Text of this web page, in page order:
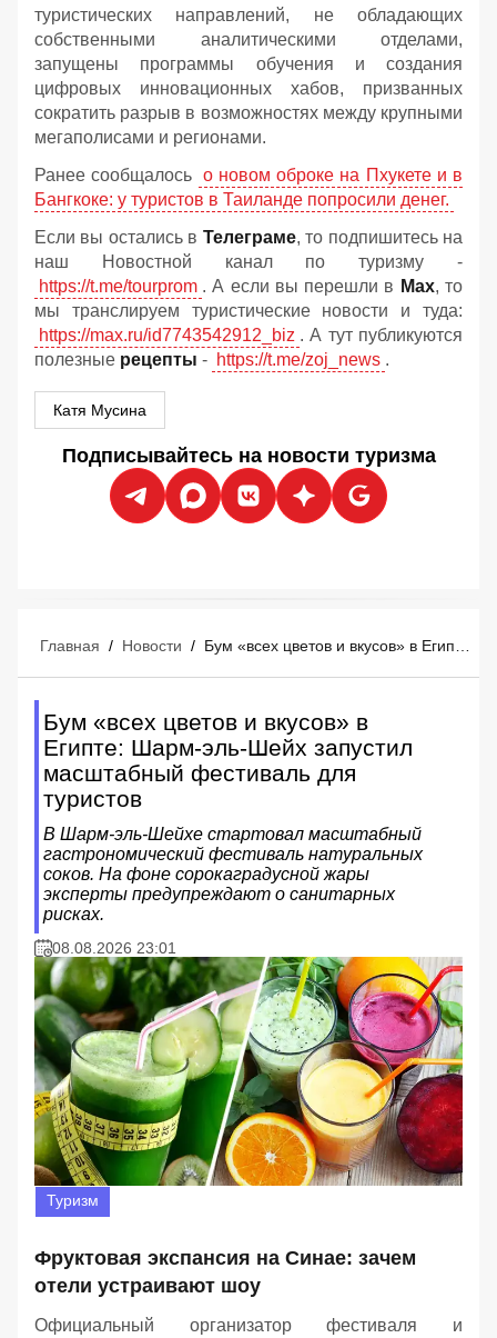
туристических направлений, не обладающих
собственными аналитическими отделами,
запущены программы обучения и создания
цифровых инновационных хабов, призванных
сократить разрыв в возможностях между крупными
мегаполисами и регионами.
Ранее сообщалось о новом оброке на Пхукете и в
Бангкоке: у туристов в Таиланде попросили денег.
Если вы остались в Телеграме, то подпишитесь на
наш Новостной канал по туризму -
https://t.me/tourprom . А если вы перешли в Мах, то
мы транслируем туристические новости и туда:
https://max.ru/id7743542912_biz . А тут публикуются
полезные рецепты - https://t.me/zoj_news .
Катя Мусина
Подписывайтесь на новости туризма
Главная / Новости /
Бум «всех цветов и вкусов» в
Египте: Шарм-эль-Шейх запустил
масштабный фестиваль для
туристов
В Шарм-эль-Шейхе стартовал масштабный
гастрономический фестиваль натуральных
соков. На фоне сорокаградусной жары
эксперты предупреждают о санитарных
рисках.
08.08.2026 23:01
Туризм
Фруктовая экспансия на Синае: зачем
отели устраивают шоу
Официальный организатор фестиваля и